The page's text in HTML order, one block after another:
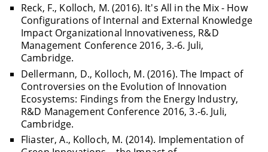
Reck, F., Kolloch, M. (2016). It's All in the Mix - How
Configurations of Internal and External Knowledge
Impact Organizational Innovativeness, R&D
Management Conference 2016, 3.-6. Juli,
Cambridge.
Dellermann, D., Kolloch, M. (2016). The Impact of
Controversies on the Evolution of Innovation
Ecosystems: Findings from the Energy Industry,
R&D Management Conference 2016, 3.-6. Juli,
Cambridge.
Fliaster, A., Kolloch, M. (2014). Implementation of